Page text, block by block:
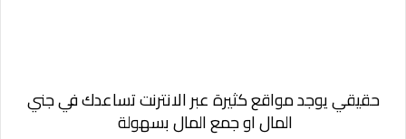
حقيقي يوجد مواقع كثيرة عبر الانترنت تساعدك في جني
المال او جمع المال بسهولة